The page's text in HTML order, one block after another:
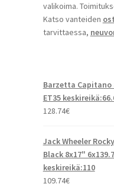
valikoima.
Katso vanteiden
tarvittaessa,
Barzetta Capitano
ET35
128.74€
Jack Wheeler
Black 8x17"
keskireikä:110
109.74€